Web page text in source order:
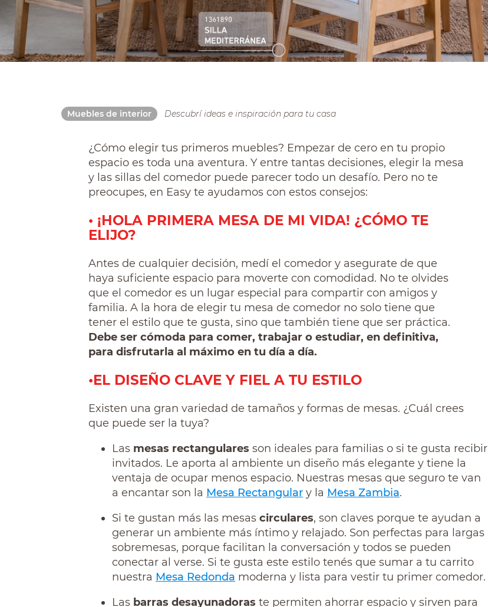
Muebles de interior Descubrí ideas e inspiración para tu casa
¿Cómo elegir tus primeros muebles? Empezar de cero en tu propio
espacio es toda una aventura. Y entre tantas decisiones, elegir la mesa
y las sillas del comedor puede parecer todo un desafío. Pero no te
preocupes, en Easy te ayudamos con estos consejos:
• ¡HOLA PRIMERA MESA DE MI VIDA! ¿CÓMO TE
ELIJO?
Antes de cualquier decisión, medí el comedor y asegurate de que
haya suficiente espacio para moverte con comodidad. No te olvides
que el comedor es un lugar especial para compartir con amigos y
familia. A la hora de elegir tu mesa de comedor no solo tiene que
tener el estilo que te gusta, sino que también tiene que ser práctica.
Debe ser cómoda para comer, trabajar o estudiar, en definitiva,
para disfrutarla al máximo en tu día a día.
•EL DISEÑO CLAVE Y FIEL A TU ESTILO
Existen una gran variedad de tamaños y formas de mesas. ¿Cuál crees
que puede ser la tuya?
Las mesas rectangulares son ideales para familias o si te gusta recibir
invitados. Le aporta al ambiente un diseño más elegante y tiene la
ventaja de ocupar menos espacio. Nuestras mesas que seguro te van
a encantar son la Mesa Rectangular y la Mesa Zambia.
Si te gustan más las mesas circulares, son claves porque te ayudan a
generar un ambiente más íntimo y relajado. Son perfectas para largas
sobremesas, porque facilitan la conversación y todos se pueden
conectar al verse. Si te gusta este estilo tenés que sumar a tu carrito
nuestra Mesa Redonda moderna y lista para vestir tu primer comedor.
Las barras desayunadoras te permiten ahorrar espacio y sirven para